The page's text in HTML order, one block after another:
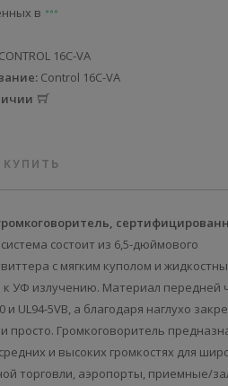
в
CONTROL 16C-VA
Control 16C-VA
КУПИТЬ
состоит из 6,5-дюймового
с мягким куполом и
УФ излучению. Материал передней
UL94-5VB, а благодаря наглухо
просто. Громкоговоритель
и высоких громкостях для
торговли, аэропорты, приемные/